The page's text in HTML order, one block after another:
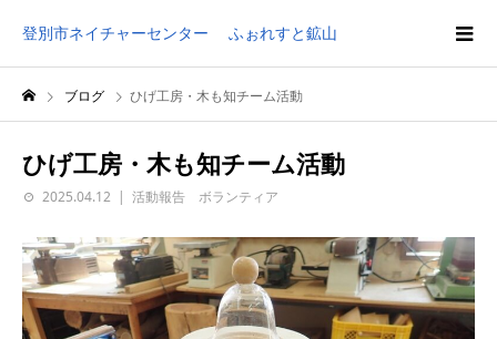
登別市ネイチャーセンター ふぉれすと鉱山
ブログ ひげ工房・木も知チーム活動
ひげ工房・木も知チーム活動
2025.04.12 活動報告 ボランティア